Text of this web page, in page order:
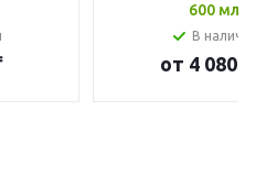
600 мл
В
от 4 080 ₸